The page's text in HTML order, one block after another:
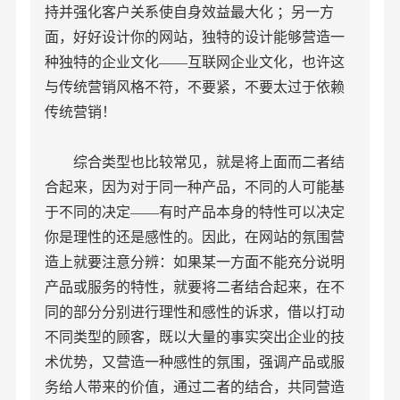
持并强化客户关系使自身效益最大化 ；另一方
面，好好设计你的网站，独特的设计能够营造一
种独特的企业文化——互联网企业文化，也许这
与传统营销风格不符，不要紧，不要太过于依赖
传统营销！
综合类型也比较常见，就是将上面而二者结
合起来，因为对于同一种产品，不同的人可能基
于不同的决定——有时产品本身的特性可以决定
你是理性的还是感性的。因此，在网站的氛围营
造上就要注意分辨：如果某一方面不能充分说明
产品或服务的特性，就要将二者结合起来，在不
同的部分分别进行理性和感性的诉求，借以打动
不同类型的顾客，既以大量的事实突出企业的技
术优势，又营造一种感性的氛围，强调产品或服
务给人带来的价值，通过二者的结合，共同营造